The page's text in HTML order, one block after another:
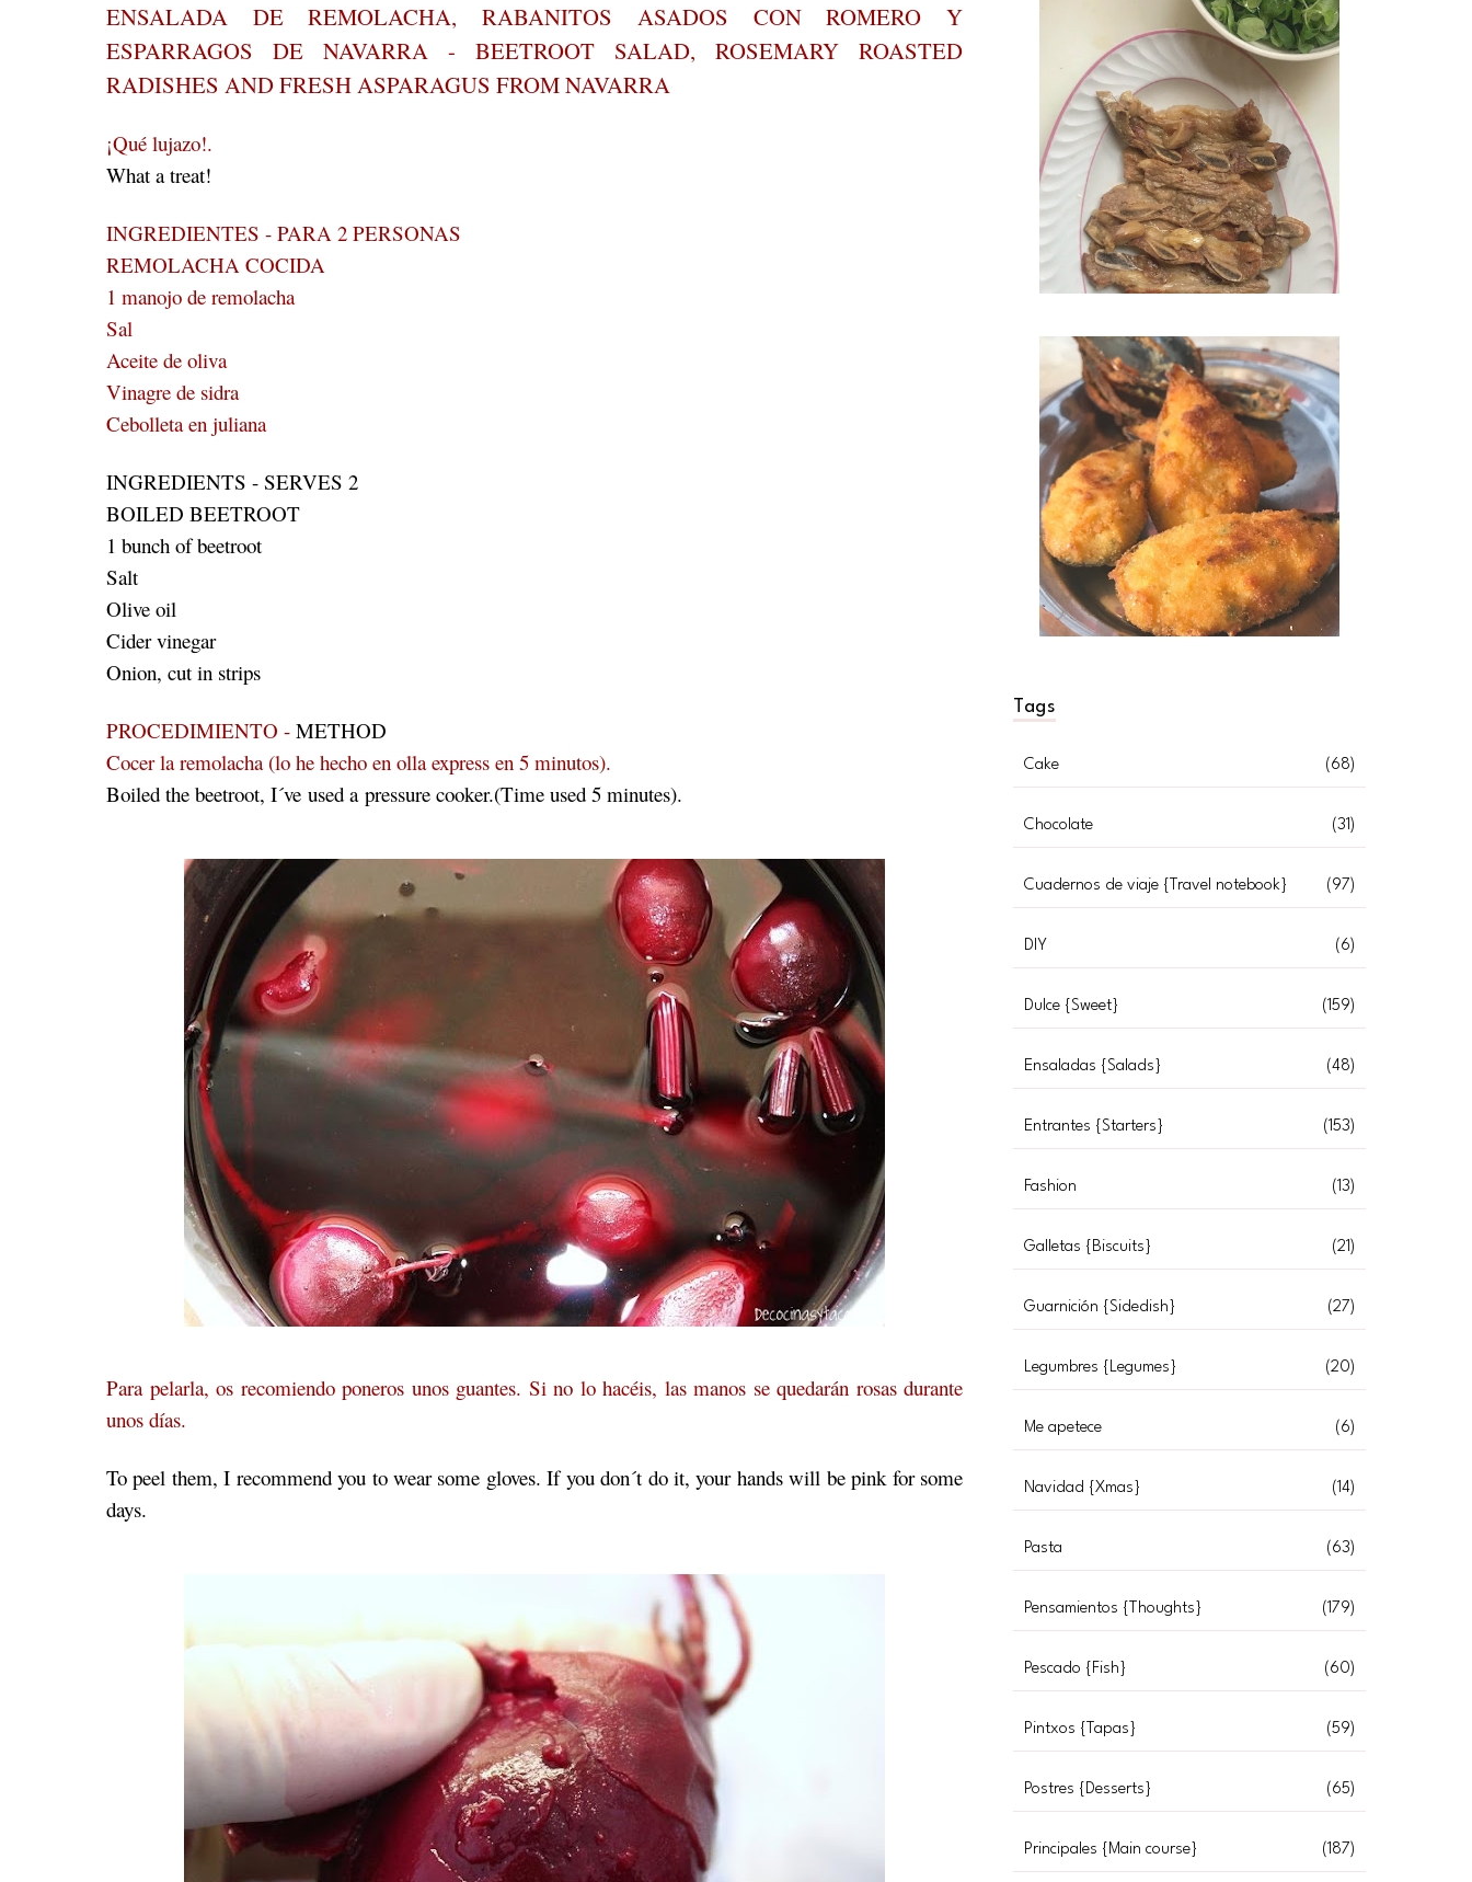
ENSALADA DE REMOLACHA, RABANITOS ASADOS CON ROMERO Y
ESPARRAGOS DE NAVARRA - BEETROOT SALAD, ROSEMARY ROASTED
RADISHES AND FRESH ASPARAGUS FROM NAVARRA
¡Qué lujazo!.
What a treat!
INGREDIENTES - PARA 2 PERSONAS
REMOLACHA COCIDA
1 manojo de remolacha
Sal
Aceite de oliva
Vinagre de sidra
Cebolleta en juliana
INGREDIENTS - SERVES 2
BOILED BEETROOT
1 bunch of beetroot
Salt
Olive oil
Cider vinegar
Onion, cut in strips
PROCEDIMIENTO - METHOD
Cocer la remolacha (lo he hecho en olla express en 5 minutos).
Boiled the beetroot, I´ve used a pressure cooker.(Time used 5 minutes).
Para pelarla, os recomiendo poneros unos guantes. Si no lo hacéis, las manos se quedarán rosas durante
unos días.
To peel them, I recommend you to wear some gloves. If you don´t do it, your hands will be pink for some
days.
Tags
Cake (68)
Chocolate (31)
Cuadernos de viaje {Travel notebook} (97)
DIY (6)
Dulce {Sweet} (159)
Ensaladas {Salads} (48)
Entrantes {Starters} (153)
Fashion (13)
Galletas {Biscuits} (21)
Guarnición {Sidedish} (27)
Legumbres {Legumes} (20)
Me apetece (6)
Navidad {Xmas} (14)
Pasta (63)
Pensamientos {Thoughts} (179)
Pescado {Fish} (60)
Pintxos {Tapas} (59)
Postres {Desserts} (65)
Principales {Main course} (187)